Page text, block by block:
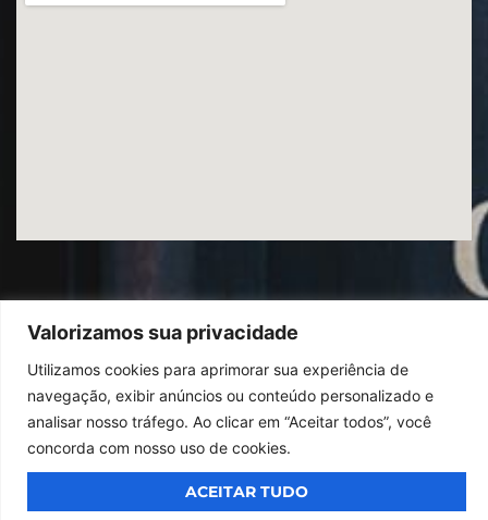
Valorizamos sua privacidade
Utilizamos cookies para aprimorar sua experiência de
navegação, exibir anúncios ou conteúdo personalizado e
analisar nosso tráfego. Ao clicar em “Aceitar todos”, você
concorda com nosso uso de cookies.
ACEITAR TUDO
© 2026 Ibrac. Todos os direitos reservados,
Design By Jumps